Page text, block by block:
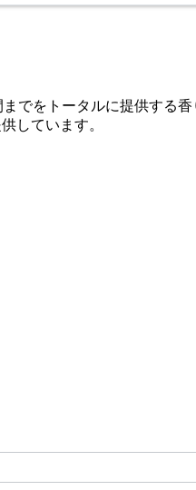
でをトータルに提供する
しています。